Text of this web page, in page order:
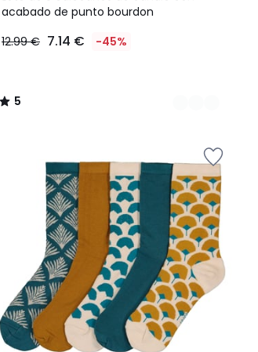
acabado de punto bourdon
12.99 € 7.14 € -45%
5
5
/